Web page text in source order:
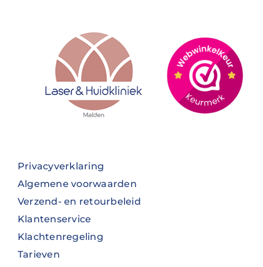
Privacyverklaring
Algemene voorwaarden
Verzend- en retourbeleid
Klantenservice
Klachtenregeling
Tarieven